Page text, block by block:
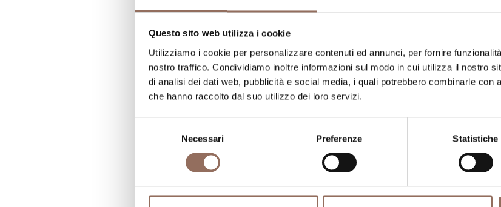
Questo sito web utilizza i cookie
Utilizziamo i cookie per personalizzare contenuti ed annunci, per fornire
nostro traffico. Condividiamo inoltre informazioni sul modo in cui utilizza il nostro
di analisi dei dati web, pubblicità e social media, i quali potrebbero combinarle con
che hanno raccolto dal suo utilizzo dei loro servizi.
Necessari Preferenze Statistiche
Numero di bagni negli appartamenti:1
Numero di bagni:
Numero letti:14